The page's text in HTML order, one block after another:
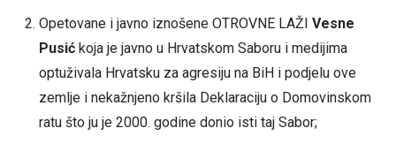
Opetovane i javno iznošene OTROVNE LAŽI Vesne
Pusić koja je javno u Hrvatskom Saboru i medijima
optuživala Hrvatsku za agresiju na BiH i podjelu ove
zemlje i nekažnjeno kršila Deklaraciju o Domovinskom
ratu što ju je 2000. godine donio isti taj Sabor;